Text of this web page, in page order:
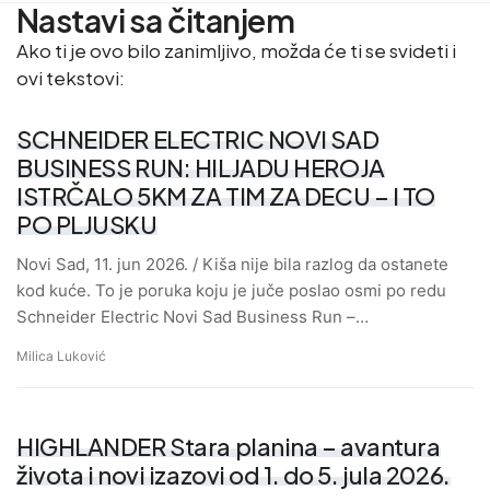
Nastavi sa čitanjem
Ako ti je ovo bilo zanimljivo, možda će ti se svideti i
ovi tekstovi:
SCHNEIDER ELECTRIC NOVI SAD
BUSINESS RUN: HILJADU HEROJA
ISTRČALO 5KM ZA TIM ZA DECU – I TO
PO PLJUSKU
Novi Sad, 11. jun 2026. / Kiša nije bila razlog da ostanete
kod kuće. To je poruka koju je juče poslao osmi po redu
Schneider Electric Novi Sad Business Run –…
Milica Luković
HIGHLANDER Stara planina – avantura
života i novi izazovi od 1. do 5. jula 2026.